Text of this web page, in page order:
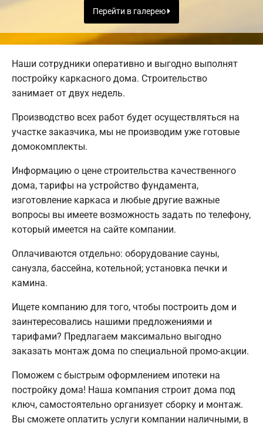
Перейти в галерею
Наши сотрудники оперативно и выгодно выполнят
постройку каркасного дома. Строительство
занимает от двух недель.
Производство всех работ будет осуществляться на
участке заказчика, мы не производим уже готовые
домокомплекты.
Информацию о цене строительства качественного
дома, тарифы на устройство фундамента,
изготовление каркаса и любые другие важные
вопросы вы имеете возможность задать по телефону,
который имеется на сайте компании.
Оплачиваются отдельно: оборудование сауны,
санузла, бассейна, котельной; установка печки и
камина.
Ищете компанию для того, чтобы построить дом и
заинтересовались нашими предложениями и
тарифами? Предлагаем максимально выгодно
заказать монтаж дома по специальной промо-акции.
Поможем с быстрым оформлением ипотеки на
постройку дома! Наша компания строит дома под
ключ, самостоятельно организует сборку и монтаж.
Вы сможете оплатить услуги компании наличными, в